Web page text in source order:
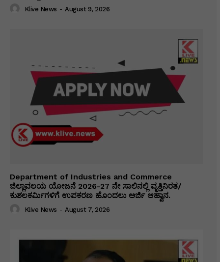
Klive News - August 9, 2026
Department of Industries and Commerce
ಜಿಲ್ಲಾವಲಯ ಯೋಜನೆ 2026-27 ನೇ ಸಾಲಿನಲ್ಲಿ ವೃತ್ತಿನಿರತ/
ಕುಶಲಕರ್ಮಿಗಳಿಗೆ ಉಪಕರಣ ಹೊಂದಲು ಅರ್ಜಿ ಆಹ್ವಾನ.
Klive News - August 7, 2026